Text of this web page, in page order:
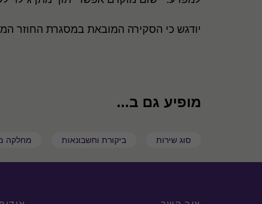
יודגש כי הסקירה המובאת במסגרת החוזר
מופיע גם ב...
סוג שירות ביקורת וחשבונאות מחלקה